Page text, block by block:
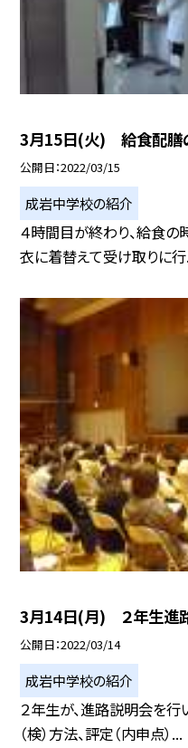
3月15日(火) 給食配膳
公開日 2022/03/15
成岩中学校の紹介
４時間目が終わり、給食の
衣に着替えて受け取りに
3月14日(月) ２年生進
公開日 2022/03/14
成岩中学校の紹介
２年生が、進路説明会を行
（検）方法、評定（内申点）...